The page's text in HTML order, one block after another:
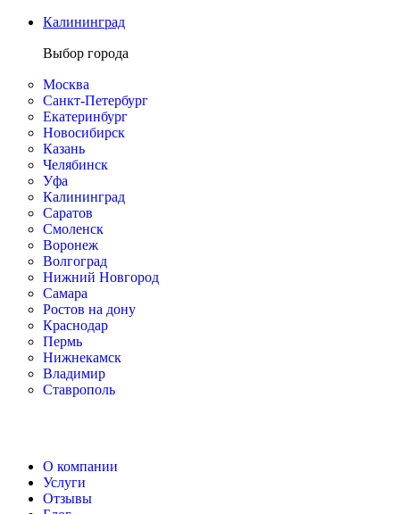
Калининград
Выбор города
Москва
Санкт-Петербург
Екатеринбург
Новосибирск
Казань
Челябинск
Уфа
Калининград
Саратов
Смоленск
Воронеж
Волгоград
Нижний Новгород
Самара
Ростов на дону
Краснодар
Пермь
Нижнекамск
Владимир
Ставрополь
О компании
Услуги
Отзывы